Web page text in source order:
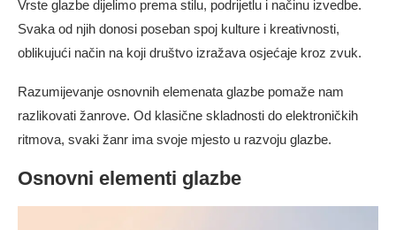
Vrste glazbe dijelimo prema stilu, podrijetlu i načinu izvedbe.
Svaka od njih donosi poseban spoj kulture i kreativnosti,
oblikujući način na koji društvo izražava osjećaje kroz zvuk.
Razumijevanje osnovnih elemenata glazbe pomaže nam
razlikovati žanrove. Od klasične skladnosti do elektroničkih
ritmova, svaki žanr ima svoje mjesto u razvoju glazbe.
Osnovni elementi glazbe